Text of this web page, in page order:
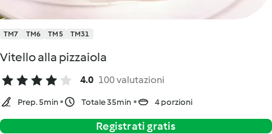
TM7 TM6 TM5 TM31
Vitello alla pizzaiola
4.0 100 valutazioni
Prep. 5min Totale 35min 4 porzioni
Registrati gratis